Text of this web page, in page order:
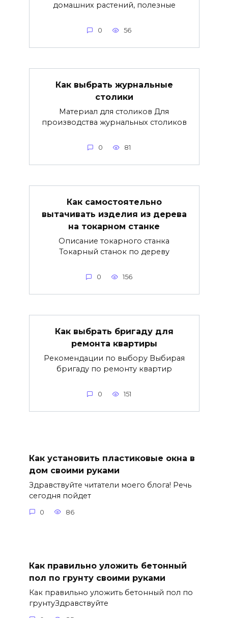
домашних растений, полезные
0 56
Как выбрать журнальные
столики
Материал для столиков Для
производства журнальных столиков
0 81
Как самостоятельно
вытачивать изделия из дерева
на токарном станке
Описание токарного станка
Токарный станок по дереву
0 156
Как выбрать бригаду для
ремонта квартиры
Рекомендации по выбору Выбирая
бригаду по ремонту квартир
0 151
Как установить пластиковые окна в
дом своими руками
Здравствуйте читатели моего блога! Речь
сегодня пойдет
0 86
Как правильно уложить бетонный
пол по грунту своими руками
Как правильно уложить бетонный пол по
грунтуЗдравствуйте